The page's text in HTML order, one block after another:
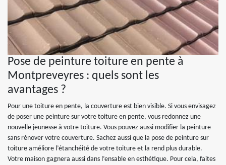
Pose de peinture toiture en pente à
Montpreveyres : quels sont les
avantages ?
Pour une toiture en pente, la couverture est bien visible. Si vous envisagez
de poser une peinture sur votre toiture en pente, vous redonnez une
nouvelle jeunesse à votre toiture. Vous pouvez aussi modifier la peinture
sans rénover votre couverture. Sachez aussi que la pose de peinture sur
toiture améliore l’étanchéité de votre toiture et la rend plus durable.
Votre maison gagnera aussi dans l’ensable en esthétique. Pour cela, faites